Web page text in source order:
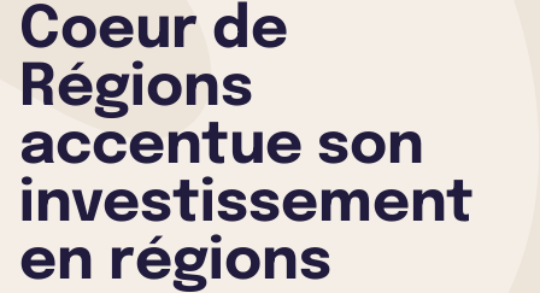
Coeur de
Régions
accentue son
investissement
en régions